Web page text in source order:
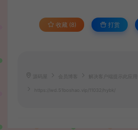
收藏 (8) 打赏
解决客户端提示此应
https://wd.51boshao.vip/11032/hybk/